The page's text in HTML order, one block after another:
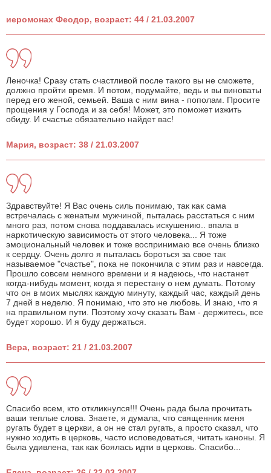
иеромонах Феодор, возраст: 44 / 21.03.2007
Леночка! Сразу стать счастливой после такого вы не сможете,
должно пройти время. И потом, подумайте, ведь и вы виноваты
перед его женой, семьей. Ваша с ним вина - пополам. Просите
прощения у Господа и за себя! Может, это поможет изжить
обиду. И счастье обязательно найдет вас!
Мария, возраст: 38 / 21.03.2007
Здравствуйте! Я Вас очень силь понимаю, так как сама
встречалась с женатым мужчиной, пыталась расстаться с ним
много раз, потом снова поддавалась искушению.. впала в
наркотическую зависимость от этого человека... Я тоже
эмоциональный человек и тоже воспринимаю все очень близко
к сердцу. Очень долго я пыталась бороться за свое так
называемое "счастье", пока не покончила с этим раз и навсегда.
Прошло совсем немного времени и я надеюсь, что настанет
когда-нибудь момент, когда я перестану о нем думать. Потому
что он в моих мыслях каждую минуту, каждый час, каждый день
7 дней в неделю. Я понимаю, что это не любовь. И знаю, что я
на правильном пути. Поэтому хочу сказать Вам - держитесь, все
будет хорошо. И я буду держаться.
Вера, возраст: 21 / 21.03.2007
Спасибо всем, кто откликнулся!!! Очень рада была прочитать
ваши теплые слова. Знаете, я думала, что священник меня
ругать будет в церкви, а он не стал ругать, а просто сказал, что
нужно ходить в церковь, часто исповедоваться, читать каноны. Я
была удивлена, так как боялась идти в церковь. Спасибо...